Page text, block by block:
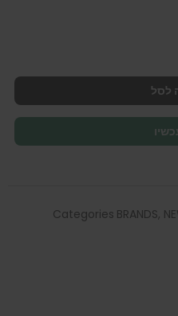
לסל
Categories BRANDS,